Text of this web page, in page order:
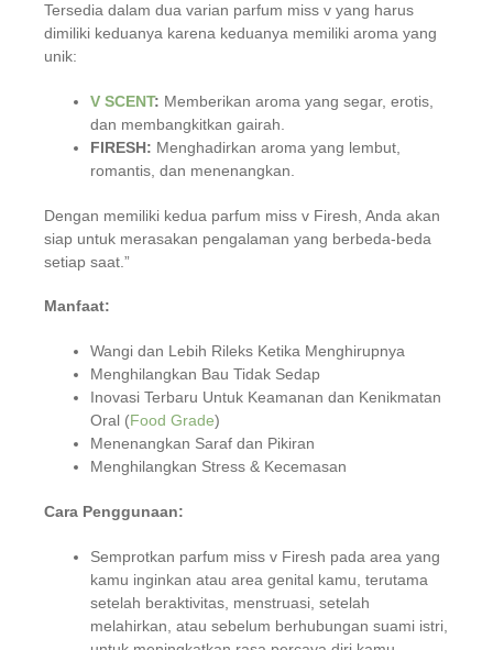
Tersedia dalam dua varian parfum miss v yang harus
dimiliki keduanya karena keduanya memiliki aroma yang
unik:
V SCENT: Memberikan aroma yang segar, erotis,
dan membangkitkan gairah.
FIRESH: Menghadirkan aroma yang lembut,
romantis, dan menenangkan.
Dengan memiliki kedua parfum miss v Firesh, Anda akan
siap untuk merasakan pengalaman yang berbeda-beda
setiap saat.”
Manfaat:
Wangi dan Lebih Rileks Ketika Menghirupnya
Menghilangkan Bau Tidak Sedap
Inovasi Terbaru Untuk Keamanan dan Kenikmatan
Oral (Food Grade)
Menenangkan Saraf dan Pikiran
Menghilangkan Stress & Kecemasan
Cara Penggunaan:
Semprotkan parfum miss v Firesh pada area yang
kamu inginkan atau area genital kamu, terutama
setelah beraktivitas, menstruasi, setelah
melahirkan, atau sebelum berhubungan suami istri,